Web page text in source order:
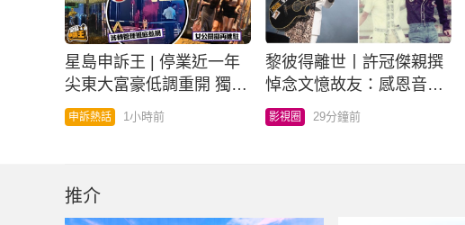
星島申訴王 | 停業近一年
尖東大富豪低調重開 獨家
相片 復業前夕被淋油「贈
慶」
申訴熱話 1小時前
黎彼得離世丨許冠傑親撰
悼念文憶故友：感恩音樂
路上有你 黎彼德曾直認唔
夾合作7年終拆夥
影視圈 29分鐘前
推介